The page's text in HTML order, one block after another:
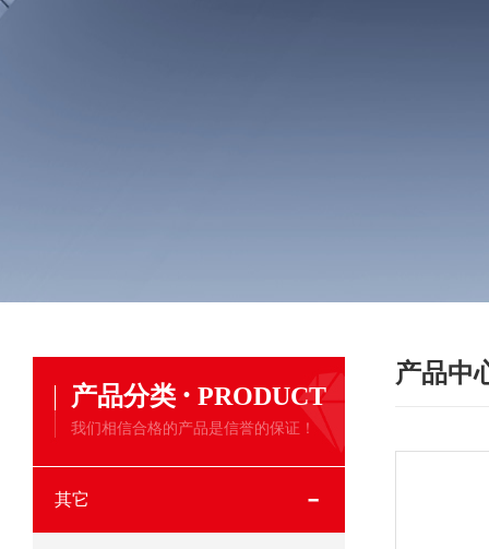
产品分类 · PRODUCT
我们相信合格的产品是信誉的保证！
其它
产品中